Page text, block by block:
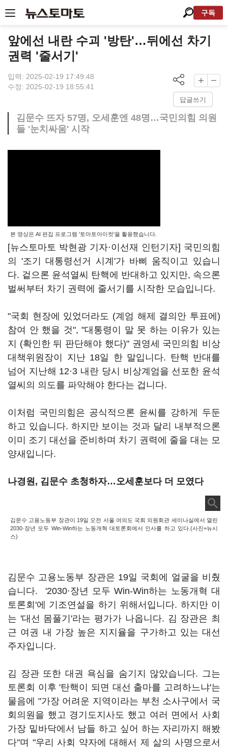
구독
앞에선 내란 수괴 '방탄'…뒤에선 차기
권력 '줄서기'
입력: 2025-02-19 17:49:48
수정: 2025-02-19 18:55:41
답글쓰기
김문수 뜨자 57명, 오세훈엔 48명…국민의힘 의원
들 '눈치싸움' 시작
본 영상은 AI 편집 프로그램 '토마토아이컷'을 활용했습니다.
[뉴스토마토 박현광 기자·이선재 인턴기자] 국민의힘
의 '조기 대통령선거 시계'가 바삐 움직이고 있습니
다. 겉으론 윤석열씨 탄핵에 반대하고 있지만, 속으론
벌써부터 차기 권력에 줄서기를 시작한 모습입니다.
"국회 현장에 있었더라도 (계엄 해제 결의안 투표에)
참여 안 했을 것", "대통령이 말 못 하는 이유가 있는
지 (확인한 뒤 판단해야 했다)" 권영세 국민의힘 비상
대책위원장이 지난 18일 한 말입니다. 탄핵 반대를
넘어 지난해 12·3 내란 당시 비상계엄을 선포한 윤석
열씨의 의도를 파악해야 한다는 겁니다.
이처럼 국민의힘은 공식적으론 윤씨를 강하게 두둔
하고 있습니다. 하지만 보이는 것과 달리 내부적으론
이미 조기 대선을 준비하며 차기 권력에 줄을 대는 모
양새입니다.
나경원, 김문수 초청하자…오세훈보다 더 모였다
김문수 고용노동부 장관이 19일 오전 서울 여의도 국회 의원회관 세미나실에서 열린
2030·장년 모두 Win-Win하는 노동개혁 대토론회에서 인사를 하고 있다.(사진=뉴시
스)
김문수 고용노동부 장관은 19일 국회에 얼굴을 비췄
습니다. '2030·장년 모두 Win-Win하는 노동개혁 대
토론회'에 기조연설을 하기 위해서입니다. 하지만 이
는 '대선 몸풀기'라는 평가가 나옵니다. 김 장관은 최
근 여권 내 가장 높은 지지율을 구가하고 있는 대선
주자입니다.
김 장관 또한 대권 욕심을 숨기지 않았습니다. 그는
토론회 이후 '탄핵이 되면 대선 출마를 고려하느냐'는
물음에 "가장 어려운 지역이라는 부천 소사구에서 국
회의원을 했고 경기도지사도 했고 여러 면에서 사회
가장 밑바닥에서 남들 하고 싶어 하는 자리까지 해봤
다"며 "우리 사회 약자에 대해서 제 삶의 사명으로서